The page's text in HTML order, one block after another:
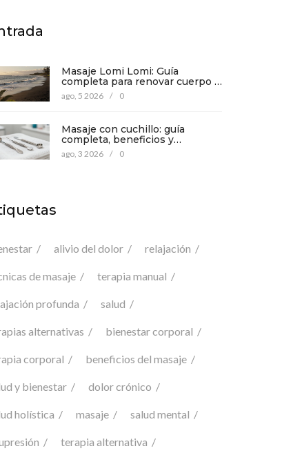
Masaje Lomi Lomi: Guía
completa para renovar cuerpo y
mente
ago, 5 2026 / 0
Masaje con cuchillo: guía
completa, beneficios y
precauciones para tu bienestar
ago, 3 2026 / 0
alivio del dolor relajación
de masaje terapia manual
profunda salud
alternativas bienestar corporal
corporal beneficios del masaje
y bienestar dolor crónico
holística masaje salud mental
terapia alternativa